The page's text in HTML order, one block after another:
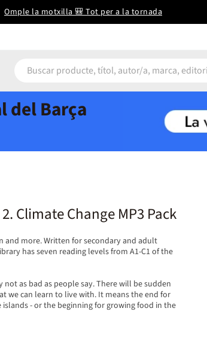
Omple la motxilla 🎒 Tot per a la tornada
del Barça
Climate Change MP3 Pack
and more. Written for secondary and adult
has seven reading levels from A1-C1 of the
as bad as people say. There will be sudden
we can learn to live with. It means the end for
- or the beginning for growing food in the